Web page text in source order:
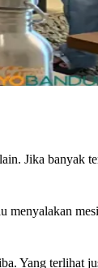
Jika banyak
menyalakan
Yang terlihat